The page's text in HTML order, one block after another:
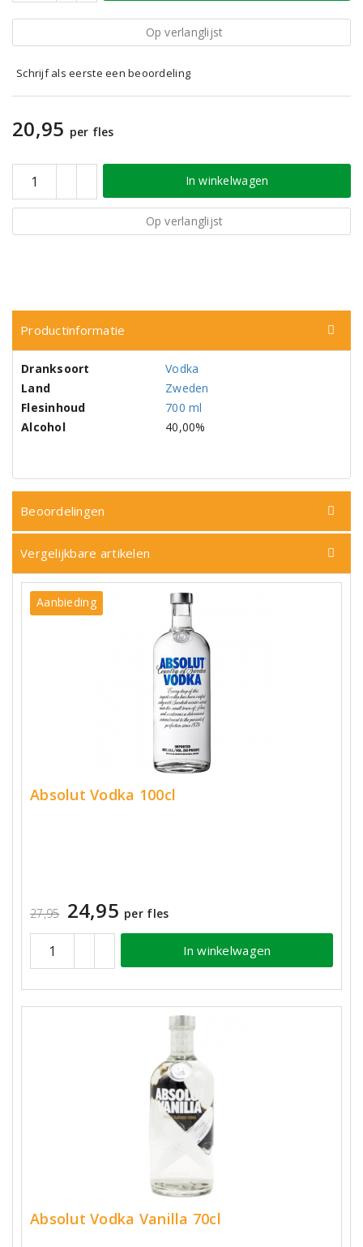
Op verlanglijst
Schrijf als eerste een beoordeling
20,95 per fles
In winkelwagen
Op verlanglijst
Productinformatie
Dranksoort
Vodka
Land
Zweden
Flesinhoud
700 ml
Alcohol
40,00%
Beoordelingen
Vergelijkbare artikelen
Aanbieding
Absolut Vodka 100cl
27,95 24,95 per fles
In winkelwagen
Absolut Vodka Vanilla 70cl